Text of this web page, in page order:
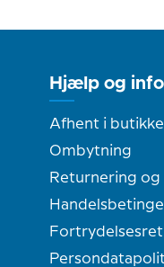
Hjælp og
Afhent i
Ombytning
Returnering og
Fortrydelsesret